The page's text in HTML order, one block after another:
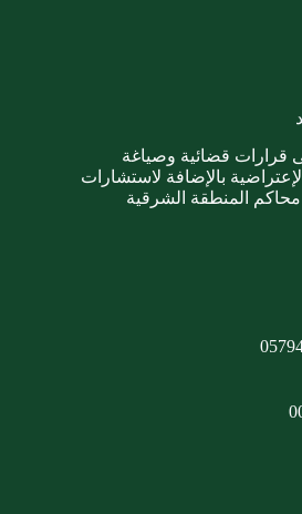
قضائية وصياغة
الإعتراضية بالإضافة لاستشارات
المنطقة الشرقية